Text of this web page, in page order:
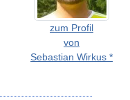
zum Profil
von
Sebastian Wirkus *